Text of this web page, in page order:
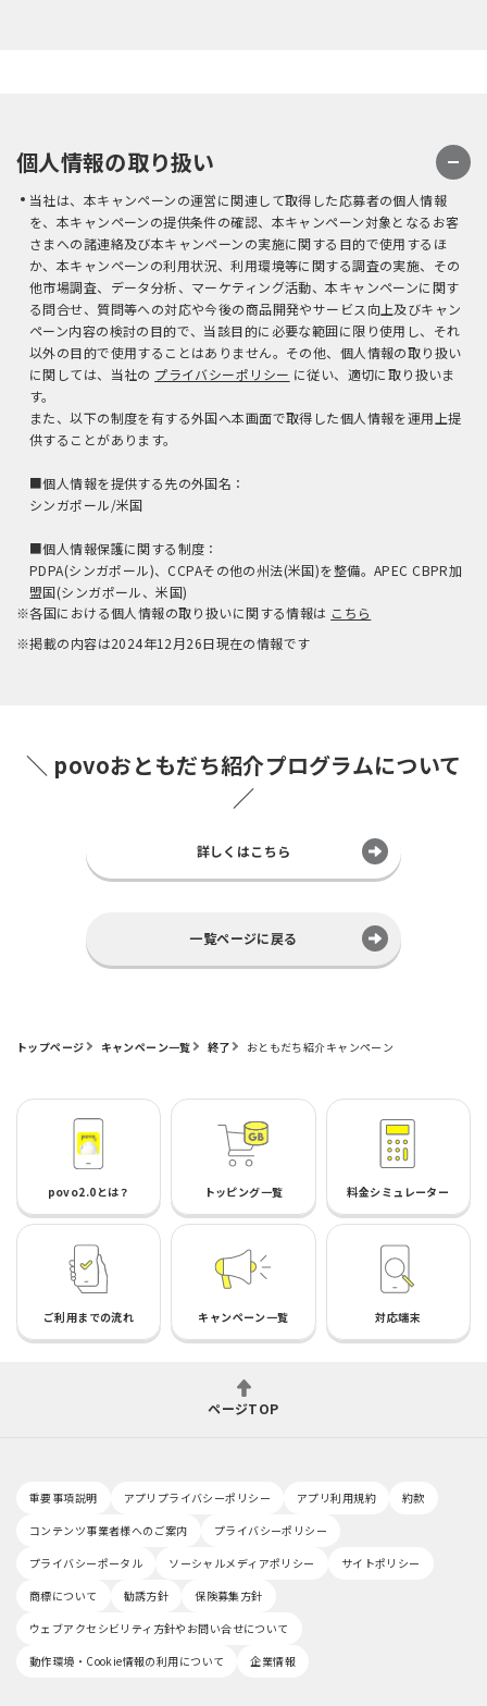
個人情報の取り扱い
当社は、本キャンペーンの運営に関連して取得した応募者の個人情報
を、本キャンペーンの提供条件の確認、本キャンペーン対象となるお客
さまへの諸連絡及び本キャンペーンの実施に関する目的で使用するほ
か、本キャンペーンの利用状況、利用環境等に関する調査の実施、その
他市場調査、データ分析、マーケティング活動、本キャンペーンに関す
る問合せ、質問等への対応や今後の商品開発やサービス向上及びキャン
ペーン内容の検討の目的で、当該目的に必要な範囲に限り使用し、それ
以外の目的で使用することはありません。その他、個人情報の取り扱い
に関しては、当社の プライバシーポリシー に従い、適切に取り扱いま
す。
また、以下の制度を有する外国へ本画面で取得した個人情報を運用上提
供することがあります。
■個人情報を提供する先の外国名：
シンガポール/米国
■個人情報保護に関する制度：
PDPA(シンガポール)、CCPAその他の州法(米国)を整備。APEC CBPR加
盟国(シンガポール、米国)
※各国における個人情報の取り扱いに関する情報は こちら
※掲載の内容は2024年12月26日現在の情報です
＼ povoおともだち紹介プログラムについて
／
詳しくはこちら
一覧ページに戻る
トップページ キャンペーン一覧 終了 おともだち紹介キャンペーン
povo2.0とは？ トッピング一覧 料金シミュレーター
ご利用までの流れ キャンペーン一覧 対応端末
ページTOP
重要事項説明 アプリプライバシーポリシー アプリ利用規約
約款
コンテンツ事業者様へのご案内
プライバシーポリシー
プライバシーポータル
ソーシャルメディアポリシー
サイトポリシー
商標について
勧誘方針
保険募集方針
ウェブアクセシビリティ方針やお問い合せについて
動作環境・Cookie情報の利用について
企業情報